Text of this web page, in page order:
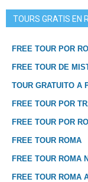
TOURS GRATIS EN
FREE TOUR POR
FREE TOUR DE
TOUR GRATUITO A
FREE TOUR POR
FREE TOUR POR
FREE TOUR ROMA
FREE TOUR ROMA
FREE TOUR ROMA